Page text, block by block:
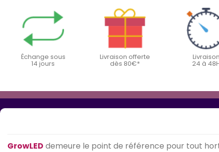
Échange sous
14 jours
Livraison offerte
dès 80€*
Livraison
24 à
GrowLED demeure le point de référence pour tout